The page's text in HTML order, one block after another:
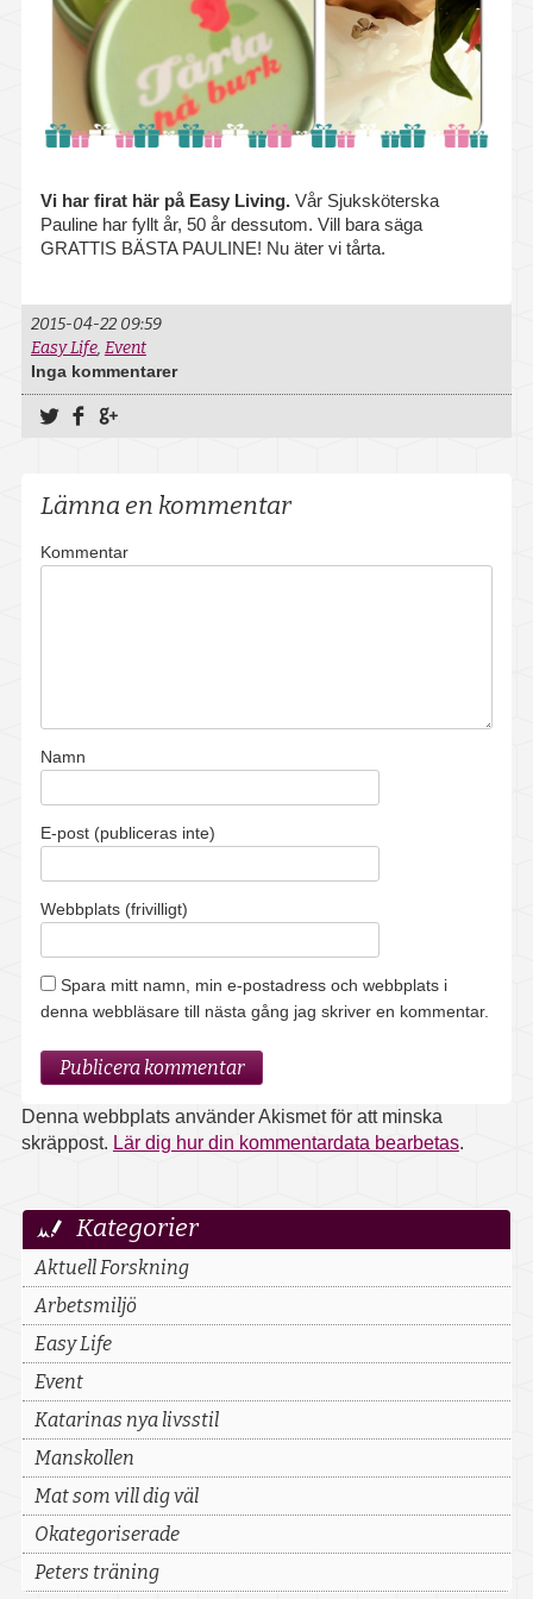
Livsstilsfrågor
Sjuk- och friskanmälan
Stöd vid psykisk ohälsa
HLR – Hjärt- och lungräddning
Medicinska kontroller
Intyg
Våra mottagningar
Falköping
Lidköping
Skövde
Vara
Om oss
Kontakt
Boka provtagning
Kundportal
Vi har firat här på Easy Living.Vår Sjuksköterska
Pauline har fyllt år, 50 år dessutom. Vill bara säga
GRATTIS BÄSTA PAULINE! Nu äter vi tårta.
2015-04-22 09:59
Easy Life, Event
Inga kommentarer
Dela på Twitter
Dela på Facebook
Lämna en kommentar
Kommentar
Namn
E-post (publiceras inte)
Webbplats (frivilligt)
Spara mitt namn, min e-postadress och webbplats i
denna webbläsare till nästa gång jag skriver en kommentar.
Denna webbplats använder Akismet för att minska
skräppost. Lär dig hur din kommentardata bearbetas.
Upptäck
mer
Kategorier
Aktuell Forskning
Arbetsmiljö
Easy Life
Event
Katarinas nya livsstil
Manskollen
Mat som vill dig väl
Okategoriserade
Peters träning